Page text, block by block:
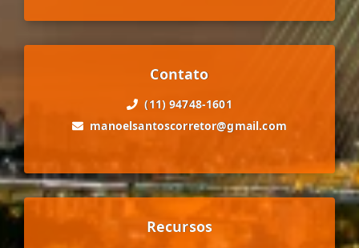
Contato
(11) 94748-1601
manoelsantoscorretor@gmail.com
Recursos